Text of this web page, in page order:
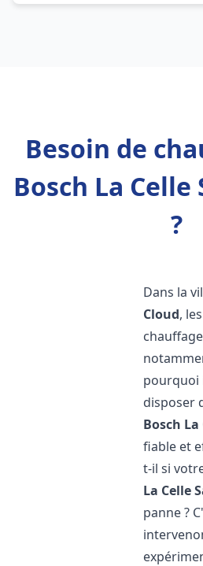
Besoin de
Bosch La
?
Dans la
Cloud,
pourquoi
disposer
Bosch La
fiable et
t-il si
La Celle
panne ?